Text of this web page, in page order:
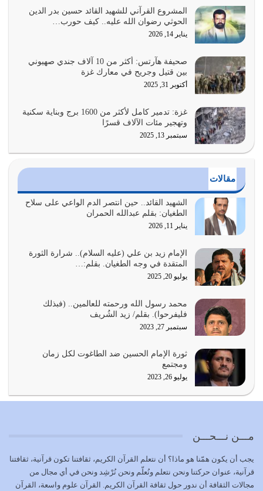
يوليو 27, 2026
عندما يكون عدوك هو عدو الله معناه أن تكون نقاط الضعف
فيه كثيرة وسينصرك الله عليه إذا…
يوليو 26, 2026
أراد الله لهذه الأمة ان تكون خير امة أخرجت للناس بالنهوض
بالأمر بالمعروف والنهي عن…
يوليو 25, 2026
الدين الذي شرعه الله لا يجوز أن يخضع لآرائنا وأهوائنا
أي أمة تتفرق في الدين وتتفرق في كيانها معناه أنها أصبحت
أمة عاجزة عن النهوض…
يوليو 23, 2026
بحبل الله جميعاً وليس كل…
يوليو 22, 2026
يشاء ويذل من يشاء
يوليو 21, 2026
كل زمان…
يوليو 19, 2026
الوظيفة عبارة عن مسؤولية يجب النهوض بها كما ينبغي لكي
وَالْمُنْفِقِينَ…
يوليو 17, 2026
المشروع القرآني للشهيد القائد حسين بدر الدين
الحوثي رضوان الله عليه.. كيف حورب…
يناير 14, 2026
صحيفة هآرتس: أكثر من 10 آلاف جندي صهيوني
بين قتيل وجريح في معارك غزة
أكتوبر 31, 2025
غزة: تدمير كامل لأكثر من 1600 برج وبناية سكنية
وتهجير مئات الآلاف قسرًا
سبتمبر 13, 2025
مقالات
الشهيد القائد.. حين انتصر الدم الواعي على سلاح
الطغيان: بقلم عبدالله الحمران
يناير 11, 2026
الإمام زيد بن علي (عليه السلام).. شرارة الثورة
المتقدة في وجه الطغيان. بقلم:…
يوليو 20, 2025
محمد رسول الله ورحمته للعالمين.. (فبذلك
فليفرحوا). بقلم/ زيد الشُريف
سبتمبر 27, 2023
ثورة الإمام الحسين ضد الطاغوت لكل زمان
ومجتمع
يوليو 26, 2023
مـــن نـــحـــن
يجب أن يكون همّنا هو ماذا؟ أن نتعلم القرآن الكريم، ثقافتنا تكون قرآنية، ثقافتنا
قرآنية، عنوان حركتنا ونحن نتعلم ونُعلّم ونحن نُرْشِد ونحن في أي مجال من
مجالات الثقافة أن ندور حول ثقافة القرآن الكريم. القرآن علوم واسعة، القرآن